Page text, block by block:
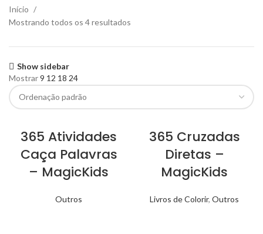
Início
Mostrando todos os 4 resultados
Show sidebar
Mostrar9 12 18 24
365 Atividades
Caça Palavras
– MagicKids
Outros
365 Cruzadas
Diretas –
MagicKids
Livros de Colorir, Outros